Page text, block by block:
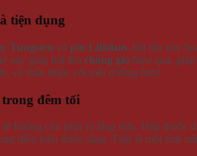
tiện dụng
Tungsten và pin Lithium, bật lửa này
này giúp bật lửa chống gió hiệu quả,
và thân thiện với môi trường hơn!
đêm tối
không còn phải lo lắng nữa. Hộp thuốc
điều kiện thiếu sáng. Thật là một tính